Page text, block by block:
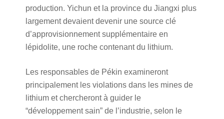
production. Yichun et la province du Jiangxi plus
largement devaient devenir une source clé
d’approvisionnement supplémentaire en
lépidolite, une roche contenant du lithium.
Les responsables de Pékin examineront
principalement les violations dans les mines de
lithium et chercheront à guider le
“développement sain” de l’industrie, selon le